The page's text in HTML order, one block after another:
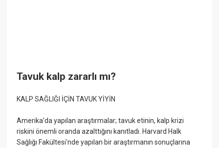
Tavuk kalp zararlı mı?
KALP SAĞLIĞI İÇİN TAVUK YİYİN
Amerika'da yapılan araştırmalar; tavuk etinin, kalp krizi
riskini önemli oranda azalttığını kanıtladı. Harvard Halk
Sağlığı Fakültesi'nde yapılan bir araştırmanın sonuçlarına